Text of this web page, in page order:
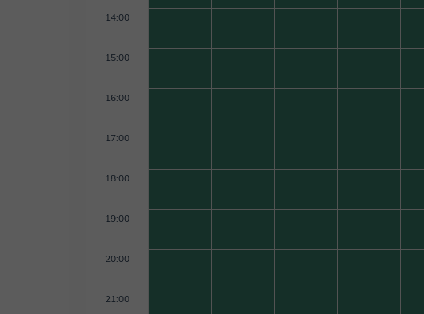
14:00
15:00
16:00
17:00
18:00
19:00
20:00
21:00